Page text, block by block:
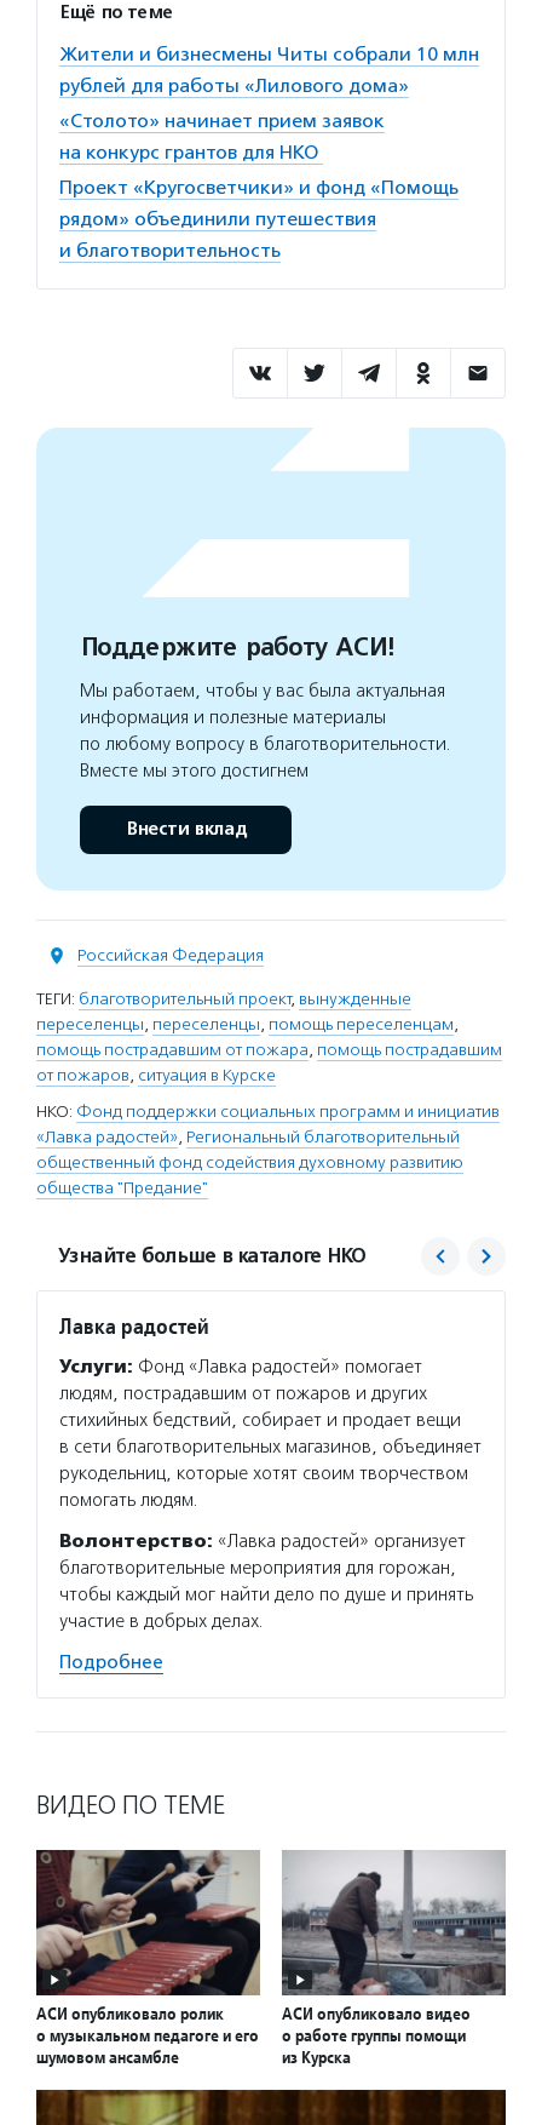
Ещё по теме
Жители и бизнесмены Читы собрали 10 млн
рублей для работы «Лилового дома»
«Столото» начинает прием заявок
на конкурс грантов для НКО
Проект «Кругосветчики» и фонд «Помощь
рядом» объединили путешествия
и благотворительность
Поддержите работу АСИ!
Мы работаем, чтобы у вас была актуальная
информация и полезные материалы
по любому вопросу в благотворительности.
Вместе мы этого достигнем
Внести вклад
Российская Федерация
ТЕГИ: благотворительный проект, вынужденные
переселенцы, переселенцы, помощь переселенцам,
помощь пострадавшим от пожара, помощь пострадавшим
от пожаров, ситуация в Курске
НКО: Фонд поддержки социальных программ и инициатив
«Лавка радостей», Региональный благотворительный
общественный фонд содействия духовному развитию
общества "Предание"
Узнайте больше в каталоге НКО
Лавка радостей
Услуги: Фонд «Лавка радостей» помогает
людям, пострадавшим от пожаров и других
стихийных бедствий, собирает и продает вещи
в сети благотворительных магазинов, объединяет
рукодельниц, которые хотят своим творчеством
помогать людям.
Волонтерство: «Лавка радостей» организует
благотворительные мероприятия для горожан,
чтобы каждый мог найти дело по душе и принять
участие в добрых делах.
Подробнее
ВИДЕО ПО ТЕМЕ
АСИ опубликовало ролик
о музыкальном педагоге и его
шумовом ансамбле
АСИ опубликовало видео
о работе группы помощи
из Курска